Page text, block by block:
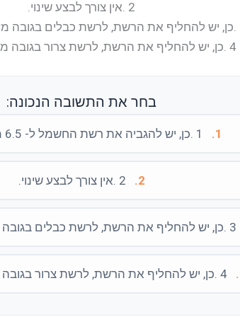
2 .אין צורך לבצע שינוי.
4 .כן, יש להחליף את הרשת, לרשת צרור בגובה מזערי של 4 מטר
בחר את התשובה הנכונה:
1.
2.
4 .כן, יש להחליף את הרשת, לרשת צרור בגובה מזערי של 4 מטר